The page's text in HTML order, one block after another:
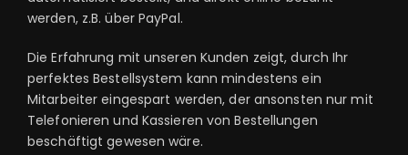
werden, z.B. über PayPal.
Die Erfahrung mit unseren Kunden zeigt, durch Ihr
perfektes Bestellsystem kann mindestens ein
Mitarbeiter eingespart werden, der ansonsten nur mit
Telefonieren und Kassieren von Bestellungen
beschäftigt gewesen wäre.